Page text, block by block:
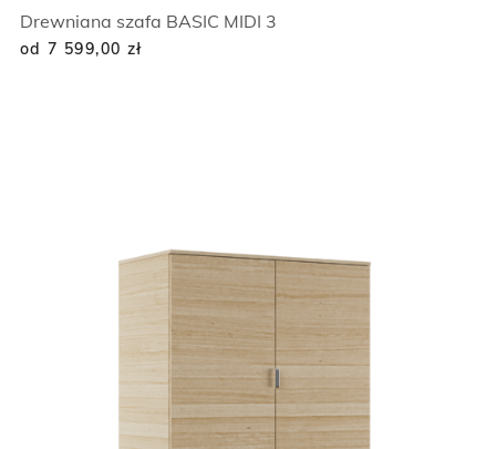
Drewniana szafa BASIC MIDI 3
od 7 599,00 zł